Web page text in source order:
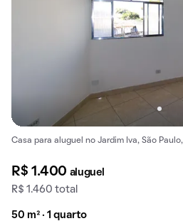
Casa para aluguel no Jardim Iva, São
R$ 1.400 aluguel
R$ 1.460 total
50 m² · 1 quarto